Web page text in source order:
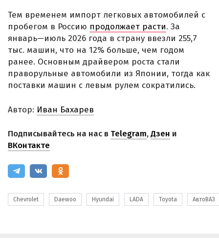
Тем временем импорт легковых автомобилей с
пробегом в Россию продолжает расти. За
январь—июль 2026 года в страну ввезли 255,7
тыс. машин, что на 12% больше, чем годом
ранее. Основным драйвером роста стали
праворульные автомобили из Японии, тогда как
поставки машин с левым рулем сократились.
Автор: Иван Бахарев
Подписывайтесь на нас в Telegram,Дзен и
ВКонтакте
Chevrolet Daewoo Hyundai LADA Toyota АвтоВАЗ